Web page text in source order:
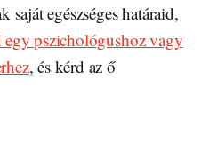
saját egészséges határaid,
pszichológushoz vagy
, és kérd az ő